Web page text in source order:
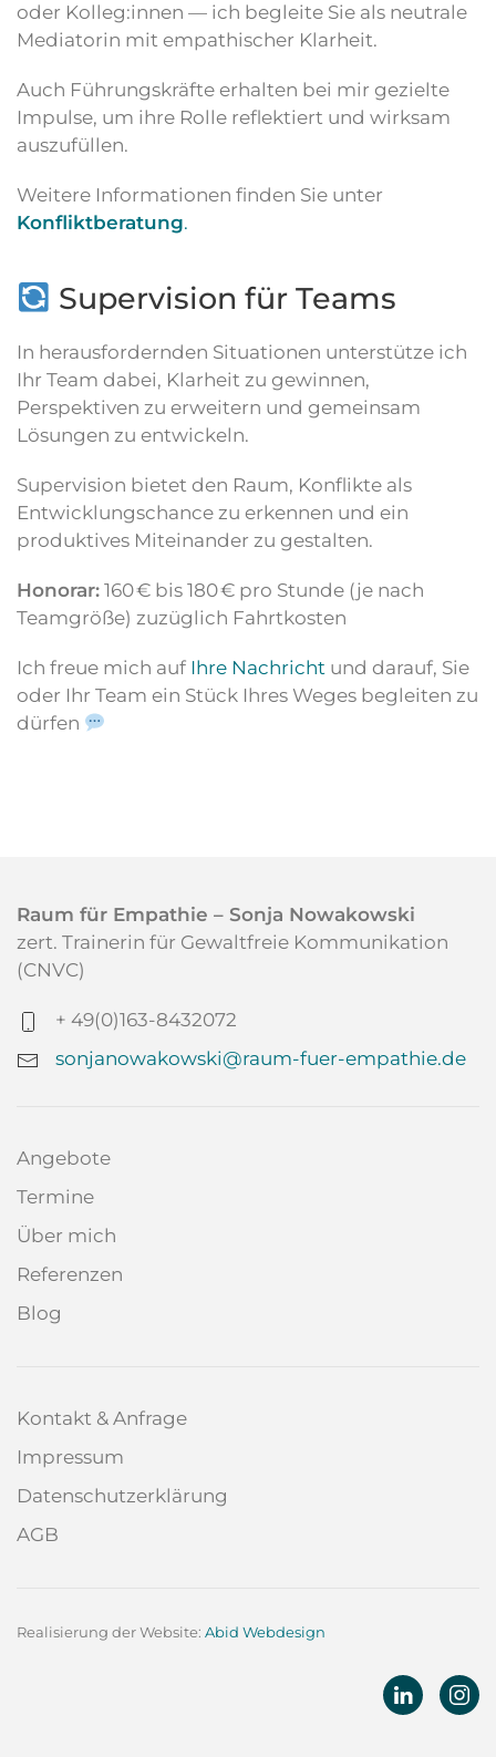
oder Kolleg:innen — ich begleite Sie als neutrale
Mediatorin mit empathischer Klarheit.
Auch Führungskräfte erhalten bei mir gezielte
Impulse, um ihre Rolle reflektiert und wirksam
auszufüllen.
Weitere Informationen finden Sie unter
Konfliktberatung.
Supervision für Teams
In herausfordernden Situationen unterstütze ich
Ihr Team dabei, Klarheit zu gewinnen,
Perspektiven zu erweitern und gemeinsam
Lösungen zu entwickeln.
Supervision bietet den Raum, Konflikte als
Entwicklungschance zu erkennen und ein
produktives Miteinander zu gestalten.
Honorar: 160 € bis 180 € pro Stunde (je nach
Teamgröße) zuzüglich Fahrtkosten
Ich freue mich auf Ihre Nachricht und darauf, Sie
oder Ihr Team ein Stück Ihres Weges begleiten zu
dürfen
Raum für Empathie – Sonja Nowakowski
zert. Trainerin für Gewaltfreie Kommunikation
(CNVC)
+ 49(0)163-8432072
sonjanowakowski@raum-fuer-empathie.de
Angebote
Termine
Über mich
Referenzen
Blog
Kontakt & Anfrage
Impressum
Datenschutzerklärung
AGB
Realisierung der Website: Abid Webdesign